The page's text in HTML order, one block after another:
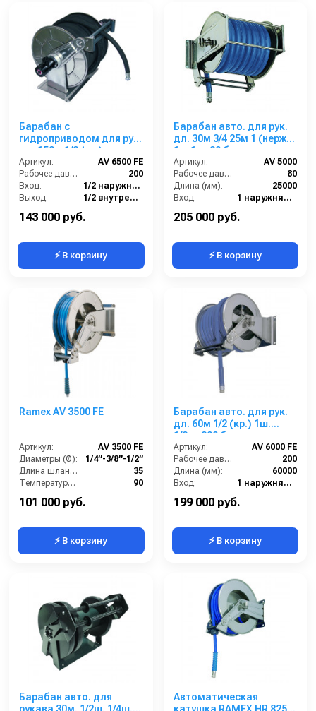
Барабан с
гидроприводом для рук.
дл. 150м 1/2 (кр.)
1/2ш.1/2ш. 200 бар
Артикул:
AV 6500 FE
Рабочее давление (бар):
200
Вход:
1/2 наружняя резьба
Выход:
1/2 внутренняя резьба
143 000 руб.
⚡ В корзину
Барабан авто. для рук.
дл. 30м 3/4 25м 1 (нерж.)
1ш.1ш. 80 бар
Артикул:
AV 5000
Рабочее давление (бар):
80
Длина (мм):
25000
Вход:
1 наружняя резьба
205 000 руб.
⚡ В корзину
Ramex AV 3500 FE
Артикул:
AV 3500 FE
Диаметры (Ø):
1/4”-3/8”-1/2”
Длина шланга ВД (м):
35
Температура (°C):
90
101 000 руб.
⚡ В корзину
Барабан авто. для рук.
дл. 60м 1/2 (кр.) 1ш.
1/2ш. 200 бар.
Артикул:
AV 6000 FE
Рабочее давление (бар):
200
Длина (мм):
60000
Вход:
1 наружняя резьба
199 000 руб.
⚡ В корзину
Барабан авто. для
Автоматическая